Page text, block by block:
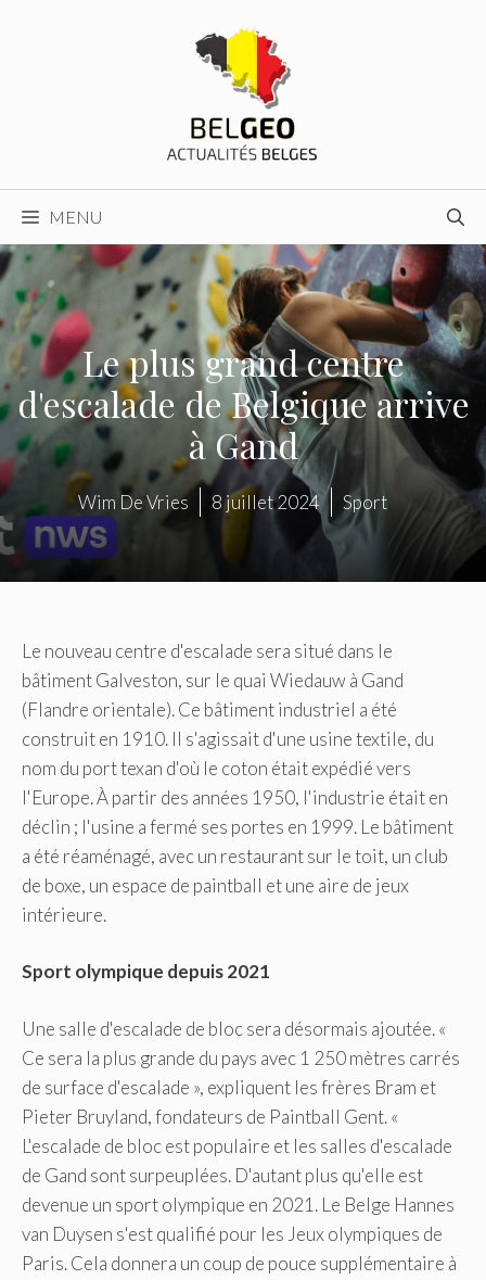
MENU
Le plus grand centre
d'escalade de Belgique arrive
à Gand
Wim De Vries 8 juillet 2024 Sport
Le nouveau centre d'escalade sera situé dans le
bâtiment Galveston, sur le quai Wiedauw à Gand
(Flandre orientale). Ce bâtiment industriel a été
construit en 1910. Il s'agissait d'une usine textile, du
nom du port texan d'où le coton était expédié vers
l'Europe. À partir des années 1950, l'industrie était en
déclin ; l'usine a fermé ses portes en 1999. Le bâtiment
a été réaménagé, avec un restaurant sur le toit, un club
de boxe, un espace de paintball et une aire de jeux
intérieure.
Sport olympique depuis 2021
Une salle d'escalade de bloc sera désormais ajoutée. «
Ce sera la plus grande du pays avec 1 250 mètres carrés
de surface d'escalade », expliquent les frères Bram et
Pieter Bruyland, fondateurs de Paintball Gent. «
L'escalade de bloc est populaire et les salles d'escalade
de Gand sont surpeuplées. D'autant plus qu'elle est
devenue un sport olympique en 2021. Le Belge Hannes
van Duysen s'est qualifié pour les Jeux olympiques de
Paris. Cela donnera un coup de pouce supplémentaire à